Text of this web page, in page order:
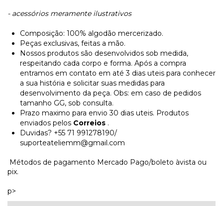
- acessórios meramente ilustrativos
Composição: 100% algodão mercerizado.
Peças exclusivas, feitas a mão.
Nossos produtos são desenvolvidos sob medida,
respeitando cada corpo e forma. Após a compra
entramos em contato em até 3 dias uteis para conhecer
a sua história e solicitar suas medidas para
desenvolvimento da peça. Obs: em caso de pedidos
tamanho GG, sob consulta.
Prazo maximo para envio 30 dias uteis. Produtos
enviados pelos Correios .
Duvidas? +55 71 991278190/
suporteateliemm@gmail.com
Métodos de pagamento Mercado Pago/boleto àvista ou
pix.
p>